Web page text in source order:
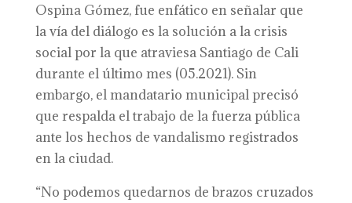
Ospina Gómez, fue enfático en señalar que
la vía del diálogo es la solución a la crisis
social por la que atraviesa Santiago de Cali
durante el último mes (05.2021). Sin
embargo, el mandatario municipal precisó
que respalda el trabajo de la fuerza pública
ante los hechos de vandalismo registrados
en la ciudad.
“No podemos quedarnos de brazos cruzados